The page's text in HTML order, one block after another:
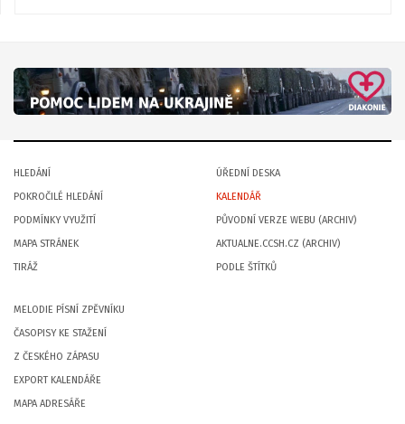
HLEDÁNÍ
POKROČILÉ HLEDÁNÍ
PODMÍNKY VYUŽITÍ
MAPA STRÁNEK
TIRÁŽ
ÚŘEDNÍ DESKA
KALENDÁŘ
PŮVODNÍ VERZE WEBU (ARCHIV)
AKTUALNE.CCSH.CZ (ARCHIV)
PODLE ŠTÍTKŮ
MELODIE PÍSNÍ ZPĚVNÍKU
ČASOPISY KE STAŽENÍ
Z ČESKÉHO ZÁPASU
EXPORT KALENDÁŘE
MAPA ADRESÁŘE